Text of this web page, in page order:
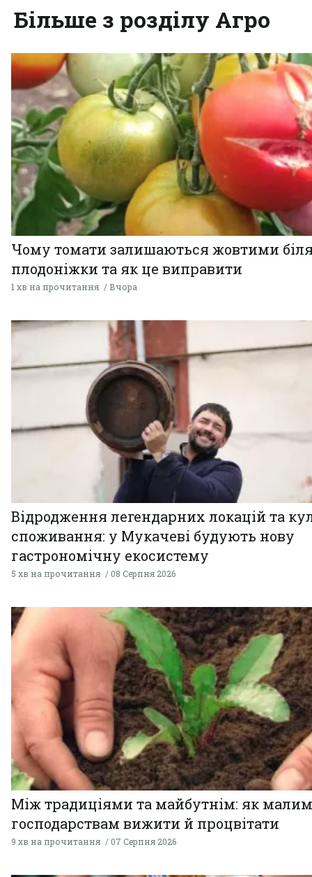
Більше з розділу Агро
Чому томати залишаються жовтими
плодоніжки та як це виправити
1 хв на прочитання Вчора
Відродження легендарних локацій та
споживання: у Мукачеві будують нову
гастрономічну екосистему
5 хв на прочитання 08 Серпня 2026
Між традиціями та майбутнім: як малим
господарствам вижити й процвітати
9 хв на прочитання 07 Серпня 2026